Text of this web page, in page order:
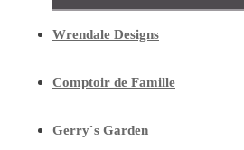
Wrendale Designs
Comptoir de Famille
Gerry`s Garden